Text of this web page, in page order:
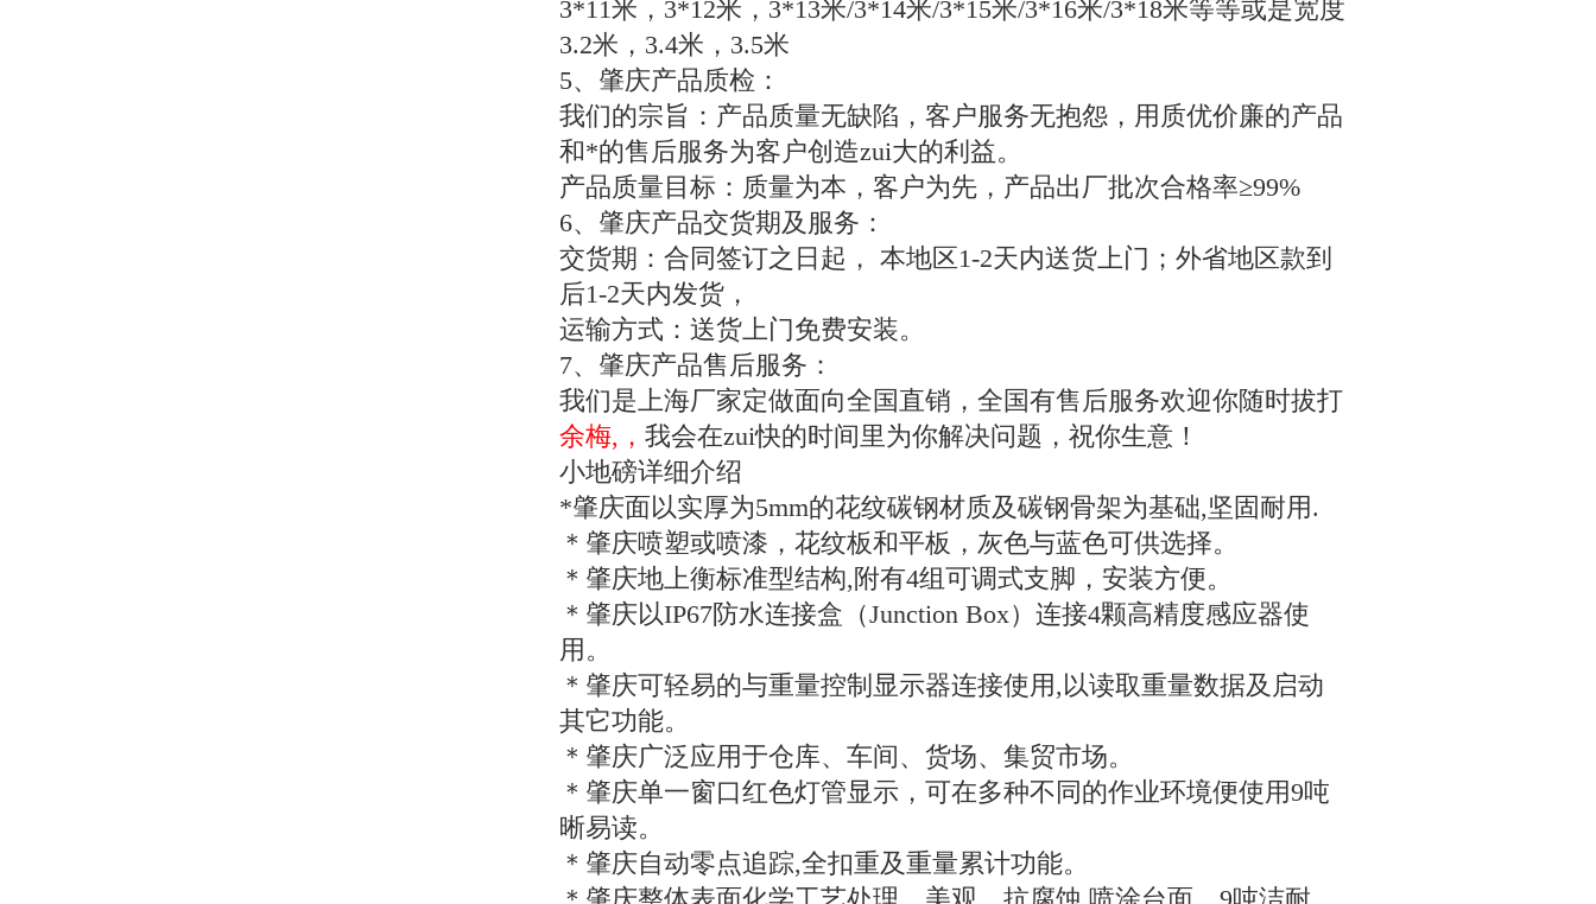
3*11米， 3*12米， 3*13米/3*14米/3*15米/3*16米/3*18米等等或是宽度
3.2米， 3.4米， 3.5米
5、肇庆产品质检：
我们的宗旨：产品质量无缺陷，客户服务无抱怨，用质优价廉的产品
和*的售后服务为客户创造zui大的利益。
产品质量目标：质量为本，客户为先，产品出厂批次合格率≥99%
6、肇庆产品交货期及服务：
交货期：合同签订之日起， 本地区1-2天内送货上门；外省地区款到
后1-2天内发货，
运输方式：送货上门免费安装。
7、肇庆产品售后服务：
我们是上海厂家定做面向全国直销，全国有售后服务欢迎你随时拔打
余梅,， 我会在zui快的时间里为你解决问题，祝你生意！
小地磅详细介绍
*肇庆面以实厚为5mm的花纹碳钢材质及碳钢骨架为基础,坚固耐用 .
＊肇庆喷塑或喷漆，花纹板和平板，灰色与蓝色可供选择。
＊肇庆地上衡标准型结构,附有4组可调式支脚，安装方便。
＊肇庆以IP67防水连接盒（Junction Box）连接4颗高精度感应器使
用。
＊肇庆可轻易的与重量控制显示器连接使用 ,以读取重量数据及启动
其它功能。
＊肇庆广泛应用于仓库、车间、货场、集贸市场。
＊肇庆单一窗口红色灯管显示，可在多种不同的作业环境便使用9吨
晰易读。
＊肇庆自动零点追踪,全扣重及重量累计功能。